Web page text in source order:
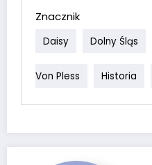
Znacznik
Daisy Dolny Śląs
Von Pless Historia